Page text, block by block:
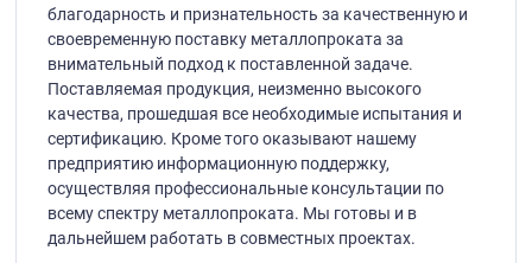
благодарность и признательность за качественную и
своевременную поставку металлопроката за
внимательный подход к поставленной задаче.
Поставляемая продукция, неизменно высокого
качества, прошедшая все необходимые испытания и
сертификацию. Кроме того оказывают нашему
предприятию информационную поддержку,
осуществляя профессиональные консультации по
всему спектру металлопроката. Мы готовы и в
дальнейшем работать в совместных проектах.